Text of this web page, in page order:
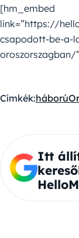
[hm_embed
link=”https://
csapodott-be-a-
Címkék:háború
Itt